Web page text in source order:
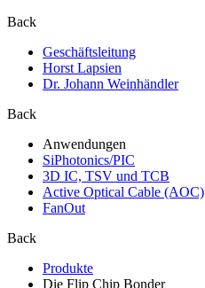
Back
Geschäftsleitung
Horst Lapsien
Dr. Johann Weinhändler
Back
Anwendungen
SiPhotonics/PIC
3D IC, TSV und TCB
Active Optical Cable (AOC)
FanOut
Back
Produkte
Die Flip Chip Bonder